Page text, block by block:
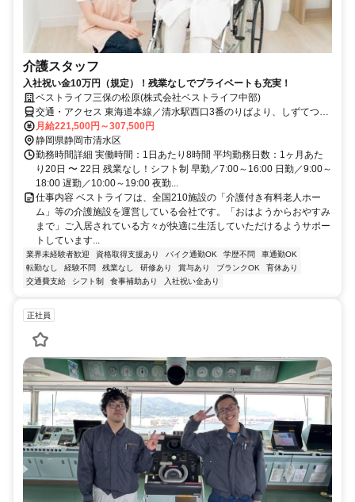
介護スタッフ
入社祝い金10万円（規定）！残業なしでプライベートも充実！
ベストライフ三保の松原(株式会社ベストライフ中部)
交通・アクセス 東海道本線／清水駅西口3番のりばより、しずてつジ
ャストライン／三保本町下車徒歩8分
月給221,500円～307,500円
静岡県静岡市清水区
勤務時間詳細 実働時間：1日あたり8時間 平均勤務日数：1ヶ月あた
り20日 〜 22日 残業なし！シフト制 早勤／7:00～16:00 日勤／9:00～
18:00 遅勤／10:00～19:00 夜勤...
仕事内容 ベストライフは、全国210施設の「介護付き有料老人ホー
ム」等の介護施設を運営している会社です。「おはようからおやすみ
まで」ご入居されている方々が快適に生活していただけるようサポー
トしています...
業界未経験者歓迎 資格取得支援あり バイク通勤OK 学歴不問
車通勤OK
転勤なし
経験不問 残業なし 研修あり 賞与あり ブランクOK
育休あり
交通費支給
シフト制 食事補助あり 入社祝い金あり
正社員